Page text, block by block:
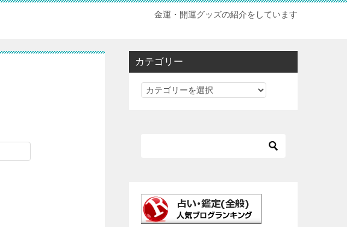
金運・開運グッズの紹介をしています
カテゴリー
カ